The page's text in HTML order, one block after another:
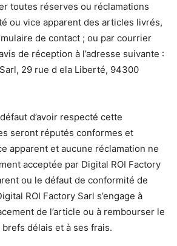
toutes réserves ou réclamations
ou vice apparent des articles livrés,
de contact ; ou par courrier
de réception à l’adresse suivante :
29 rue d ela Liberté, 94300
d’avoir respecté cette
seront réputés conformes et
apparent et aucune réclamation ne
acceptée par Digital ROI Factory
ou le défaut de conformité de
ROI Factory Sarl s’engage à
de l’article ou à rembourser le
délais et à ses frais.